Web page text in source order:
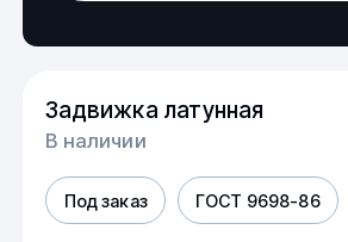
Задвижка латунная
В наличии
Под заказ ГОСТ 9698-86